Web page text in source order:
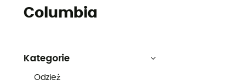
Columbia
Kategorie
Odzież